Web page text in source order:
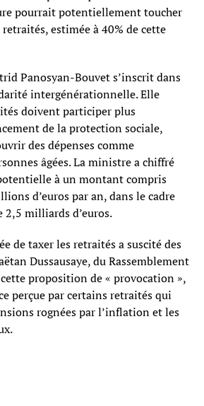
pourrait potentiellement toucher
estimée à 40% de cette
Panosyan-Bouvet s’inscrit dans
intergénérationnelle. Elle
doivent participer plus
de la protection sociale,
des dépenses comme
âgées. La ministre a chiffré
à un montant compris
d’euros par an, dans le cadre
2,5 milliards d’euros.
de taxer les retraités a suscité des
Dussausaye, du Rassemblement
proposition de « provocation »,
perçue par certains retraités qui
rognées par l’inflation et les